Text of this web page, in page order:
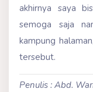
akhirnya saya
semoga saja
kampung
tersebut.
Penulis : Abd.